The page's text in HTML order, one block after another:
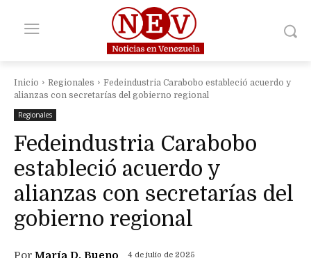
Inicio Regionales
Fedeindustria Carabobo estableció acuerdo y
alianzas con secretarías del gobierno regional
Regionales
Fedeindustria Carabobo
estableció acuerdo y
alianzas con secretarías del
gobierno regional
Por María D. Bueno 4 de julio de 2025